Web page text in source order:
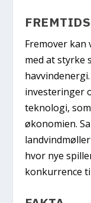
Fremover
med at styrke
investeringer
teknologi,
økonomien.
hvor nye
konkurrence